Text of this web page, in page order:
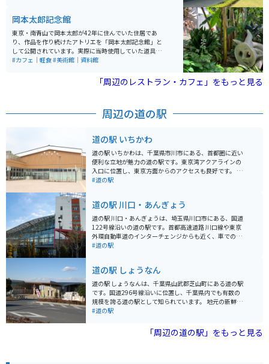
とができます。東京ミッドタウン内のショッピングやレ
ストランエリアも近く、訪れる際には食事や買い物も一
緒に楽しむことができます。
ンクやスイーツなどを楽しむことができます。また館内
にはオリジナルグッズを扱うミュージアムショップもあ
ります。
岡本太郎記念館
東京・南青山で岡本太郎が42年に住んでいた住居であ
り、作品を作り続けたアトリエを「岡本太郎記念館」と
して公開されています。実際に当時使用していた道具や
作品を展示がされており、カフェや庭などもあり、企画
#カフェ｜軽食#美術館｜資料館
「周辺のレストラン・カフェ」をもっと見る
周辺の道の駅
道の駅 いちかわ
道の駅 いちかわは、千葉県市川市にある、首都圏に近い
便利な立地が魅力の道の駅です。東京湾アクアラインの
入口に位置し、東京方面からのアクセスも良好です。 地
元の新鮮な農産物が購入できる直売所は、道の駅 いちか
最適な品々が並びます。 また、レストランでは、地元産
の食材をふんだんに使った料理を楽しむことができま
す。東京湾を一望できる展望デッキも併設されており、
ドライブの休憩に最適です。 バイクで訪れる場合、道の
駅 いちかわには、広々とした駐車場が完備されているの
戸川や国府台など、自然豊かな観光スポットも点在して
います。少し足を延ばせば、東京ディズニーリゾートに
もアクセス可能です。
#道の駅
道の駅 川口・あんぎょう
道の駅 川口・あんぎょうは、埼玉県川口市にある、国道
122号線沿いの道の駅です。首都高速道路 川口線や東京
外環自動車道のインターチェンジからも近く、車でのア
クセスが良好です。 地元農産物の直売所では、新鮮な野
の調理器具も販売しており、お土産に最適です。 また、
食事処では、地元産の食材を使用した料理を楽しむこと
ができます。おすすめは、新鮮な野菜をたっぷり使った
「あんぎょううどん」です。 バイクで訪れる場合、道の
駅に隣接する荒川河川敷には、広々とした無料駐車場が
は、荒川の土手沿いを走るサイクリングロードもあり、
#道の駅
道の駅 しょうなん
道の駅 しょうなんは、千葉県山武郡芝山町にある道の駅
です。国道296号線沿いに位置し、千葉県内でも有数の
規模を誇る道の駅として知られています。 地元の新鮮な
農産物が購入できる農産物直売所や、地元食材を使った
たピーナッツソフトクリームは、道の駅 しょうなんを訪
れたらぜひ味わいたい一品です。 バイクで訪れる場合、
#道の駅
「周辺の道の駅」をもっと見る